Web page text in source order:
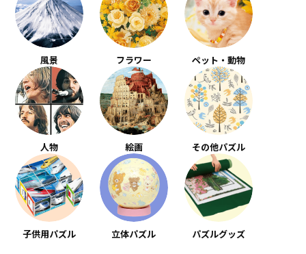
風景 フラワー ペット・動物
人物 絵画 その他パズル
子供用パズル 立体パズル パズルグッズ